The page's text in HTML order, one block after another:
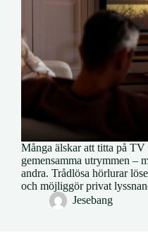
Många älskar att titta på
gemensamma utrymmen –
andra. Trådlösa hörlurar
och möjliggör privat
Jesebang